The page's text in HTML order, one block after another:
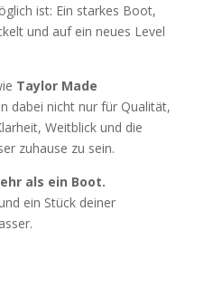
ist: Ein starkes Boot,
und auf ein neues Level
Taylor Made
dabei nicht nur für Qualität,
Weitblick und die
zuhause zu sein.
als ein Boot.
ein Stück deiner